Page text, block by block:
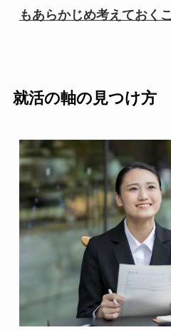
もあらかじめ考えておく
就活の軸の見つけ方